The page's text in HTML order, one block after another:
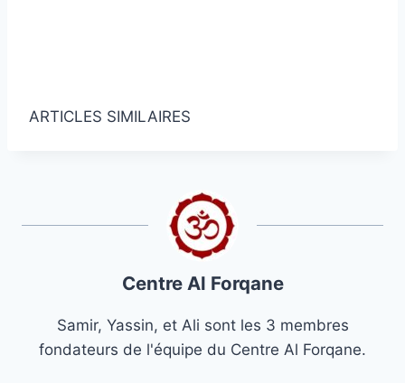
ARTICLES SIMILAIRES
Centre Al Forqane
Samir, Yassin, et Ali sont les 3 membres
fondateurs de l'équipe du Centre Al Forqane.